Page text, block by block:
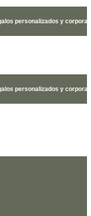
personalizados y
personalizados y